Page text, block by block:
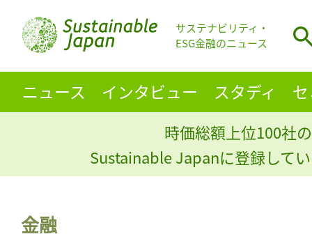
サステナビリティ・
ESG金融のニュース
ニュース インタビュー スタディ
時価総額上位100社
Sustainable Japanに登録して
金融